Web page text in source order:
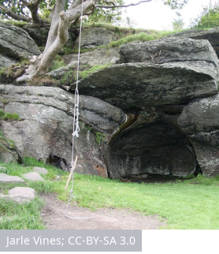
Jarle Vines; CC-BY-SA 3.0